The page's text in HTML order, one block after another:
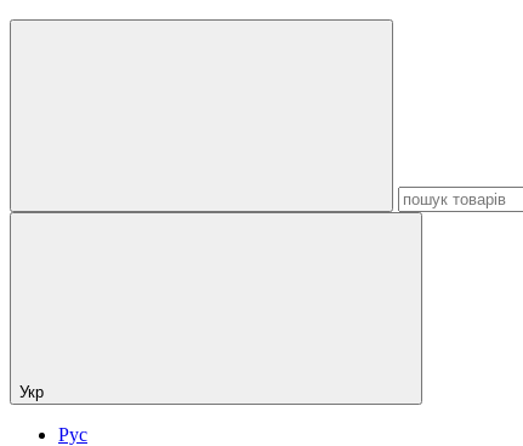
Укр
Рус